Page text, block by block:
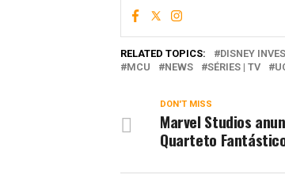
RELATED TOPICS: DISNEY
MCU
NEWS SÉRIES | TV
DON'T MISS
Marvel Studios
Quarteto